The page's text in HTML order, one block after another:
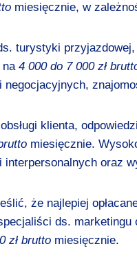
miesięcznie, w
turystyki
na 4 000 do 7 000 zł
negocjacyjnych,
klienta,
miesięcznie.
interpersonalnych oraz
że najlepiej
ds.
zł brutto miesięcznie.